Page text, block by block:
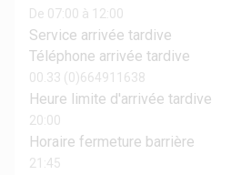
De 07:00 à 12:00
Service arrivée tardive
Téléphone arrivée tardive
00.33 (0)664911638
Heure limite d'arrivée tardive
20:00
Horaire fermeture barrière
21:45